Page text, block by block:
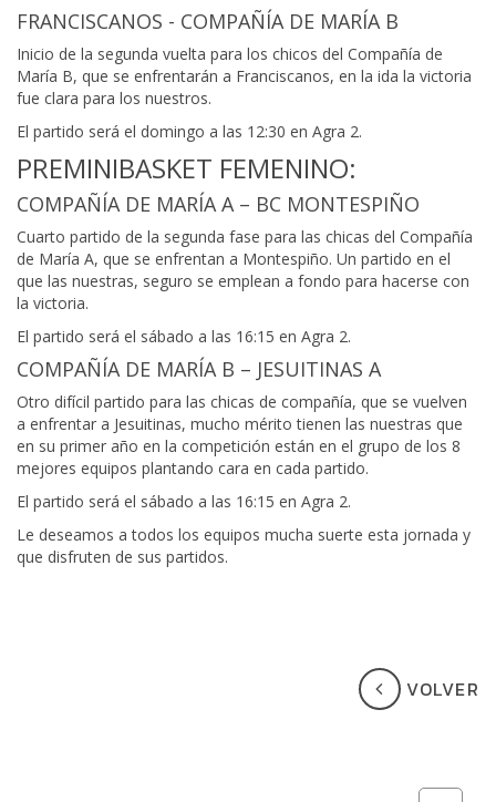
FRANCISCANOS - COMPAÑÍA DE MARÍA B
Inicio de la segunda vuelta para los chicos del Compañía de
María B, que se enfrentarán a Franciscanos, en la ida la victoria
fue clara para los nuestros.
El partido será el domingo a las 12:30 en Agra 2.
PREMINIBASKET FEMENINO:
COMPAÑÍA DE MARÍA A – BC MONTESPIÑO
Cuarto partido de la segunda fase para las chicas del Compañía
de María A, que se enfrentan a Montespiño. Un partido en el
que las nuestras, seguro se emplean a fondo para hacerse con
la victoria.
El partido será el sábado a las 16:15 en Agra 2.
COMPAÑÍA DE MARÍA B – JESUITINAS A
Otro difícil partido para las chicas de compañía, que se vuelven
a enfrentar a Jesuitinas, mucho mérito tienen las nuestras que
en su primer año en la competición están en el grupo de los 8
mejores equipos plantando cara en cada partido.
El partido será el sábado a las 16:15 en Agra 2.
Le deseamos a todos los equipos mucha suerte esta jornada y
que disfruten de sus partidos.
VOLVER